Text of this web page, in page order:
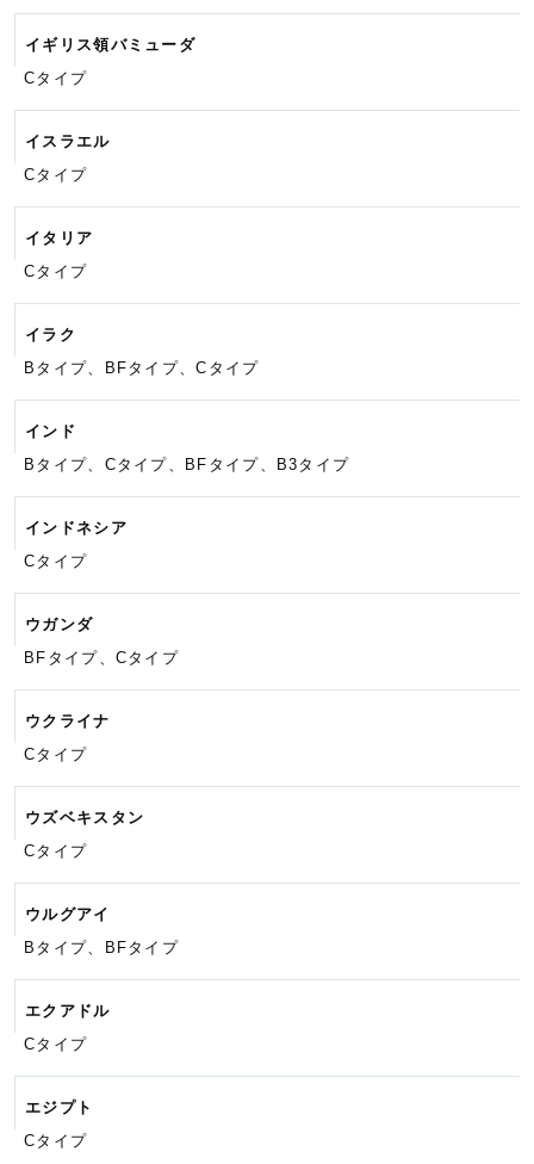
イギリス領バミューダ
Cタイプ
イスラエル
Cタイプ
イタリア
Cタイプ
イラク
Bタイプ、BFタイプ、Cタイプ
インド
Bタイプ、Cタイプ、BFタイプ、
B3タイプ
インドネシア
Cタイプ
ウガンダ
BFタイプ、Cタイプ
ウクライナ
Cタイプ
ウズベキスタン
Cタイプ
ウルグアイ
Bタイプ、BFタイプ
エクアドル
Cタイプ
エジプト
Cタイプ